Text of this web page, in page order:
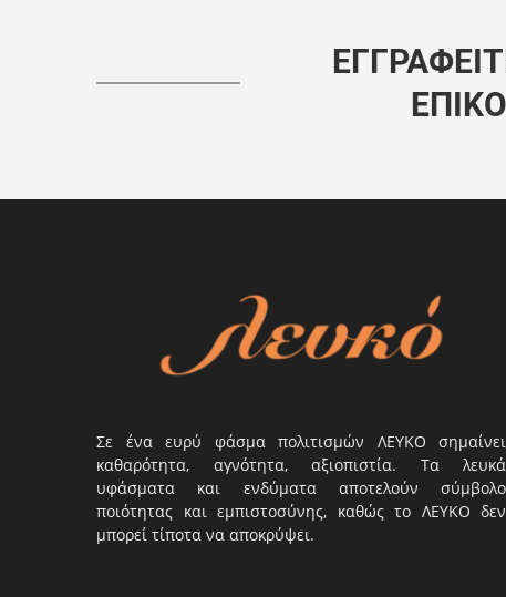
Σε ένα ευρύ φάσμα πολιτισμών ΛΕΥΚΟ σημαίνει
καθαρότητα, αγνότητα, αξιοπιστία. Τα λευκά
υφάσματα και ενδύματα αποτελούν σύμβολο
ποιότητας και εμπιστοσύνης, καθώς το ΛΕΥΚΟ δεν
μπορεί τίποτα να αποκρύψει.